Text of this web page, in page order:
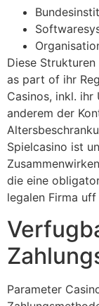
Diese
as part of ihr
Casinos, inkl.
anderem der
Spielcasino ist
die eine
legalen Firma
Parameter